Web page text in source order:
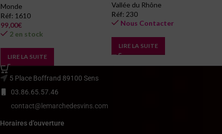
Monde
Réf: 1610
99,00€
2 en stock
LIRE LA SUITE
Vallée du Rhône
Réf: 230
Nous Contacter
LIRE LA SUITE
5 Place Boffrand 89100 Sens
03.86.65.57.46
contact@lemarchedesvins.com
Horaires d’ouverture